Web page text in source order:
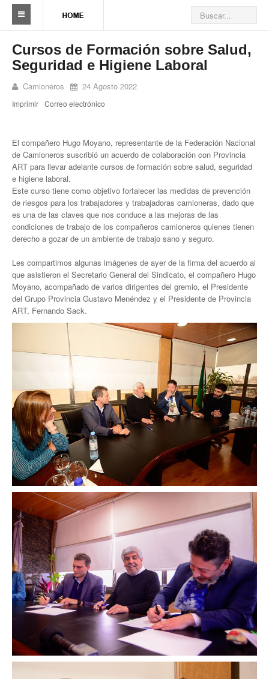
Sindicato
Reseña histórica
Autoridades
Seccionales
Ramas por actividad
Camioneros solidarios
Galería de Delegaciones y Seccionales
Galería de videos
Videos de prevención
Noticias de Delegaciones y Seccionales
Memoria histórica
Noticias Fiscalización
Buscar
Secretarías
Secretaría general
Secretaría general adjunta
Secretaría de actas
Secretaría administrativa
Secretario tesorero
Secretaría gremial
Secretaría de organización
Secretaría de turismo
Secretaría de deporte
Cursos de Formación sobre Salud,
Seguridad e Higiene Laboral
Camioneros 24 Agosto 2022
Imprimir Correo electrónico
El compañero Hugo Moyano, representante de la Federación Nacional
de Camioneros suscribió un acuerdo de colaboración con Provincia
ART para llevar adelante cursos de formación sobre salud, seguridad
e higiene laboral.
Este curso tiene como objetivo fortalecer las medidas de prevención
de riesgos para los trabajadores y trabajadoras camioneras, dado que
es una de las claves que nos conduce a las mejoras de las
condiciones de trabajo de los compañeros camioneros quienes tienen
derecho a gozar de un ambiente de trabajo sano y seguro.
Les compartimos algunas imágenes de ayer de la firma del acuerdo al
que asistieron el Secretario General del Sindicato, el compañero Hugo
Moyano, acompañado de varios dirigentes del gremio, el Presidente
del Grupo Provincia Gustavo Menéndez y el Presidente de Provincia
ART, Fernando Sack.